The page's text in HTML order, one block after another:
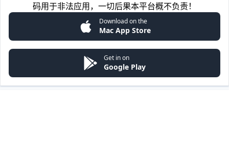
码用于非法应用，一切后果本平台概不负责！
Download on the
Mac App Store
Get in on
Google Play